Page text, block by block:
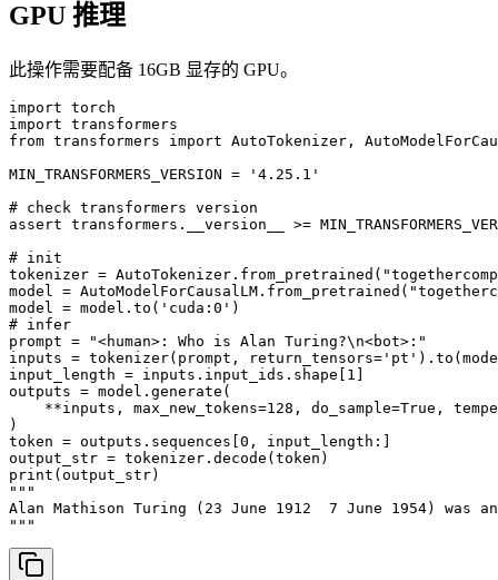
GPU 推理
此操作需要配备 16GB 显存的 GPU。
import torch
import transformers
from transformers import AutoTokenizer,
MIN_TRANSFORMERS_VERSION = '4.25.1'
# check transformers version
assert transformers.__version__ >=
# init
tokenizer =
model =
model = model.to('cuda:0')
# infer
prompt = "<human>: Who is Alan Turing?\n<bot>:"
inputs = tokenizer(prompt,
input_length = inputs.input_ids.shape[1]
outputs = model.generate(
**inputs, max_new_tokens=128, do_sample=True,
)
token = outputs.sequences[0, input_length:]
output_str = tokenizer.decode(token)
print(output_str)
"""
Alan Mathison Turing (23 June 1912  7 June 1954)
"""